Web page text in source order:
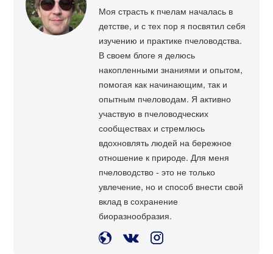
Моя страсть к пчелам началась в
детстве, и с тех пор я посвятил себя
изучению и практике пчеловодства.
В своем блоге я делюсь
накопленными знаниями и опытом,
помогая как начинающим, так и
опытным пчеловодам. Я активно
участвую в пчеловодческих
сообществах и стремлюсь
вдохновлять людей на бережное
отношение к природе. Для меня
пчеловодство - это не только
увлечение, но и способ внести свой
вклад в сохранение
биоразнообразия.